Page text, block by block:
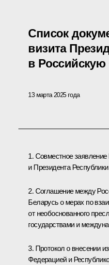
Список
визита
в
13 марта 2025 года
1. Совместное
и Президента
2. Соглашение между
Беларусь о мерах по
от необоснованного
государствами и
3. Протокол о внесении
Федерацией и